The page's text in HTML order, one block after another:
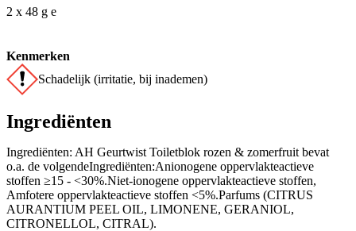
2 x 48 g e
Kenmerken
Schadelijk (irritatie, bij inademen)
Ingrediënten
Ingrediënten: AH Geurtwist Toiletblok rozen & zomerfruit bevat
o.a. de volgendeIngrediënten:Anionogene oppervlakteactieve
stoffen ≥15 - <30%.Niet-ionogene oppervlakteactieve stoffen,
Amfotere oppervlakteactieve stoffen <5%.Parfums (CITRUS
AURANTIUM PEEL OIL, LIMONENE, GERANIOL,
CITRONELLOL, CITRAL).